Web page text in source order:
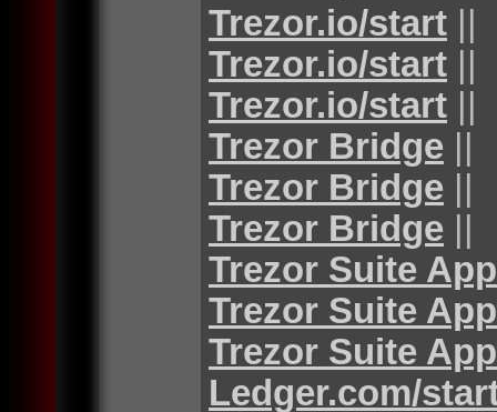
Trezor.io/start ||
Trezor.io/start ||
Trezor.io/start ||
Trezor Bridge ||
Trezor Bridge ||
Trezor Bridge ||
Trezor Suite App
Trezor Suite App
Trezor Suite App
Ledger.com/